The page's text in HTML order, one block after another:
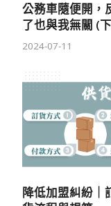
公務車隨便開，
了也與我無關 (
2024-07-11
降低加盟糾紛｜